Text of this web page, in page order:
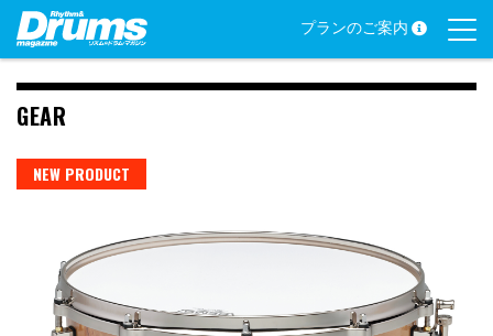
Skip
content
プランのご案内
GEAR
NEW PRODUCT